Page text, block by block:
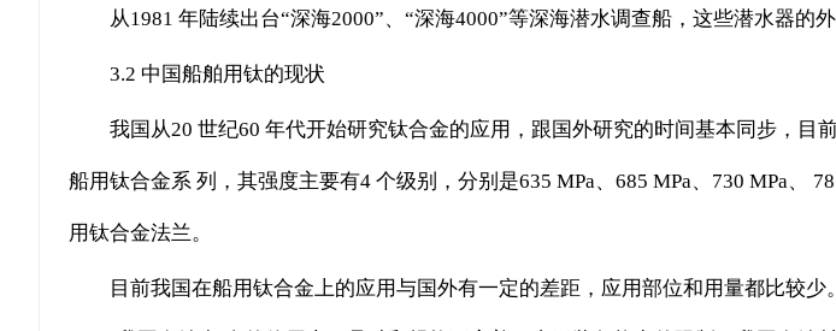
从1981 年陆续出台“深海2000”、“深海4000”等深海潜水调查船，这些潜水器
3.2 中国船舶用钛的现状
我国从20 世纪60 年代开始研究钛合金的应用，跟国外研究的时间基本同步，
船用钛合金系 列，其强度主要有4 个级别，分别是635 MPa、685 MPa、730 MPa、
用钛合金法兰。
目前我国在船用钛合金上的应用与国外有一定的差距，应用部位和用量都比较